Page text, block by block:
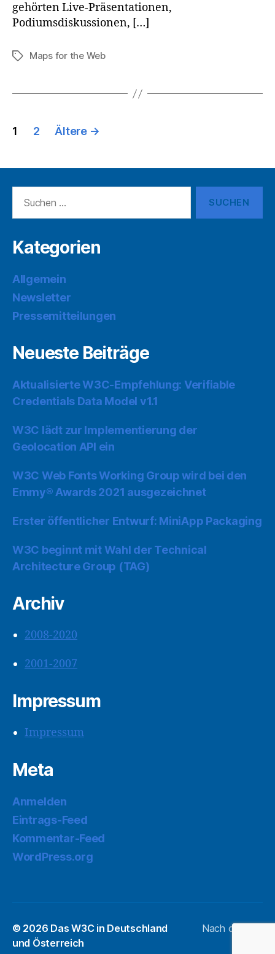
gehörten Live-Präsentationen,
Podiumsdiskussionen, […]
Schlagwörter
Maps for the Web
Seitennummerierung
Beiträge
1 2 Ältere →
nach:
Kategorien
Allgemein
Newsletter
Pressemitteilungen
Neueste Beiträge
Aktualisierte W3C-Empfehlung: Verifiable
Credentials Data Model v1.1
W3C lädt zur Implementierung der
Geolocation API ein
W3C Web Fonts Working Group wird bei den
Emmy® Awards 2021 ausgezeichnet
Erster öffentlicher Entwurf: MiniApp Packaging
W3C beginnt mit Wahl der Technical
Architecture Group (TAG)
Archiv
2008-2020
2001-2007
Impressum
Impressum
Meta
Anmelden
Eintrags-Feed
Kommentar-Feed
WordPress.org
© 2026 Das W3C in Deutschland
und Österreich
Nach oben